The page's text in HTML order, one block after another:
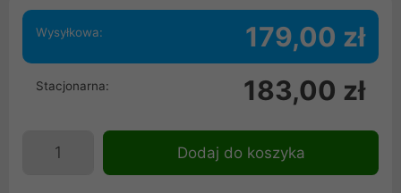
Wysyłkowa: 179,00 zł
Stacjonarna: 183,00 zł
Dodaj do koszyka